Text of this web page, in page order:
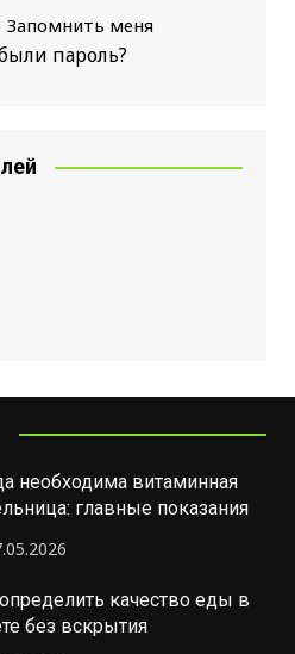
Запомнить меня
пароль?
необходима витаминная
главные показания
качество еды в
без вскрытия